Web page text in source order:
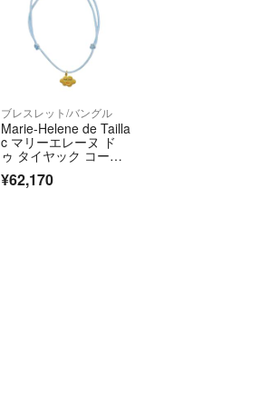
ブレスレット/バングル
Marie-Helene de Tailla
c マリーエレーヌ ド
ゥ タイヤック コード
ブレスレット エナメ
ル ラージ スリーピン
¥62,170